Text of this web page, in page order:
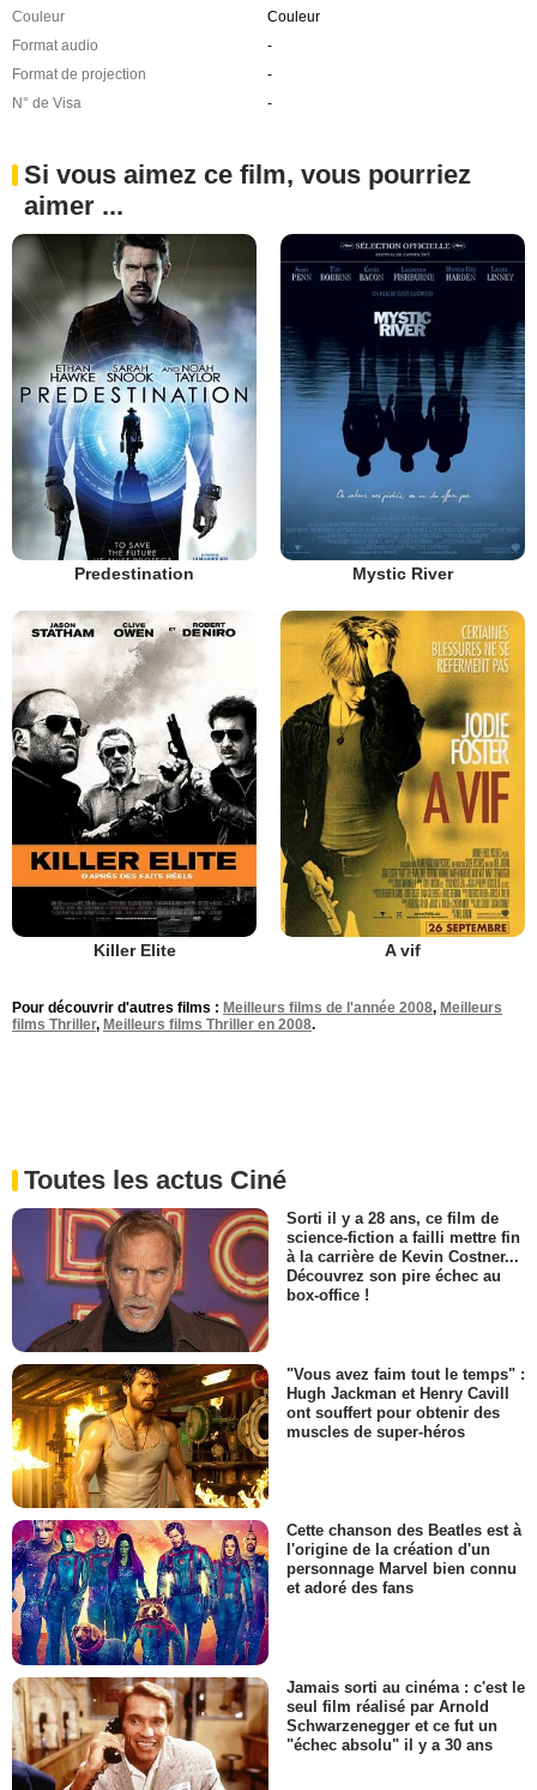
Couleur
Couleur
Format audio
-
Format de projection
-
N° de Visa
-
Si vous aimez ce film, vous pourriez
aimer ...
Predestination Mystic River
Killer Elite A vif
Pour découvrir d'autres films : Meilleurs films de l'année 2008, Meilleurs
films Thriller, Meilleurs films Thriller en 2008.
Toutes les actus Ciné
Sorti il y a 28 ans, ce film de
science-fiction a failli mettre fin
à la carrière de Kevin Costner...
Découvrez son pire échec au
box-office !
"Vous avez faim tout le temps" :
Hugh Jackman et Henry Cavill
ont souffert pour obtenir des
muscles de super-héros
Cette chanson des Beatles est à
l'origine de la création d'un
personnage Marvel bien connu
et adoré des fans
Jamais sorti au cinéma : c'est le
seul film réalisé par Arnold
Schwarzenegger et ce fut un
"échec absolu" il y a 30 ans